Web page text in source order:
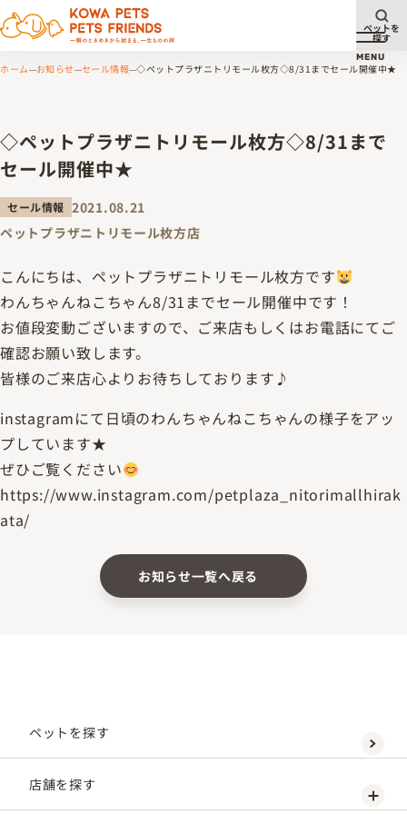
メニ
MENU
ペットを
探す
ホーム お知らせ セール情報 ◇ペットプラザニトリモール枚方◇8/31までセール開催中★
◇ペットプラザニトリモール枚方◇8/31まで
セール開催中★
セール情報 2021.08.21
ペットプラザニトリモール枚方店
こんにちは、ペットプラザニトリモール枚方です
わんちゃんねこちゃん8/31までセール開催中です！
お値段変動ございますので、ご来店もしくはお電話にてご
確認お願い致します。
皆様のご来店心よりお待ちしております♪
instagramにて日頃のわんちゃんねこちゃんの様子をアッ
プしています★
ぜひご覧ください
https://www.instagram.com/petplaza_nitorimallhirak
ata/
お知らせ一覧へ戻る
ペットを探す
店舗を探す